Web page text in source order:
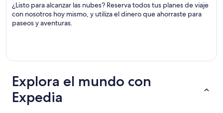
¿Listo para alcanzar las nubes? Reserva todos tus planes de viaje
con nosotros hoy mismo, y utiliza el dinero que ahorraste para
paseos y aventuras.
Explora el mundo con
Expedia